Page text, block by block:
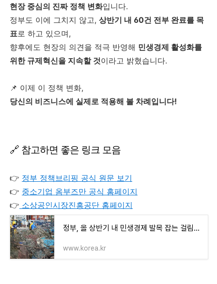
현장 중심의 진짜 정책 변화입니다.
정부도 이에 그치지 않고, 상반기 내 60건 전부 완료를 목
표로 하고 있으며,
향후에도 현장의 의견을 적극 반영해 민생경제 활성화를
위한 규제혁신을 지속할 것이라고 밝혔습니다.
📌 이제 이 정책 변화,
당신의 비즈니스에 실제로 적용해 볼 차례입니다!
🔗 참고하면 좋은 링크 모음
👉 정부 정책브리핑 공식 원문 보기
👉 중소기업 옴부즈만 공식 홈페이지
👉 소상공인시장진흥공단 홈페이지
정부, 올 상반기 내 민생경제 발목 잡는 걸림돌 규제 60건 손질
www.korea.kr